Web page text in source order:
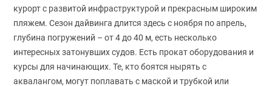
курорт с развитой инфраструктурой и прекрасным широким
пляжем. Сезон дайвинга длится здесь с ноября по апрель,
глубина погружений – от 4 до 40 м, есть несколько
интересных затонувших судов. Есть прокат оборудования и
курсы для начинающих. Те, кто боятся нырять с
аквалангом, могут поплавать с маской и трубкой или